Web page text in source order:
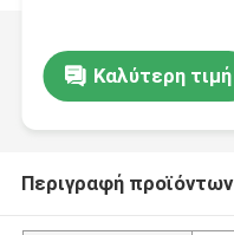
Καλύτερη τιμή
Περιγραφή προϊόντων